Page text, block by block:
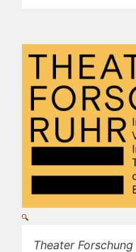
Theater Forschung